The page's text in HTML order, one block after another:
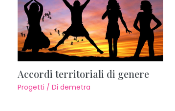
Accordi territoriali di genere
Progetti / Di demetra